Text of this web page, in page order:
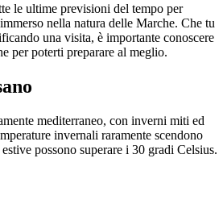
le ultime previsioni del tempo per
nella natura delle Marche. Che tu
una visita, è importante conoscere
per poterti preparare al meglio.
mediterraneo, con inverni miti ed
invernali raramente scendono
possono superare i 30 gradi Celsius.